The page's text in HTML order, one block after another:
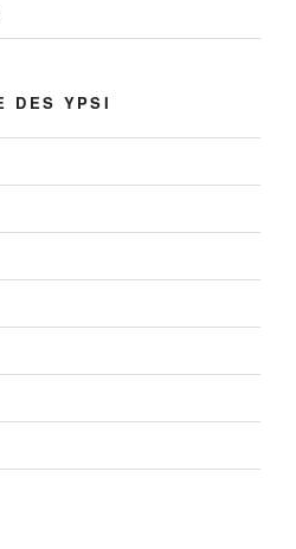
DES YPSI